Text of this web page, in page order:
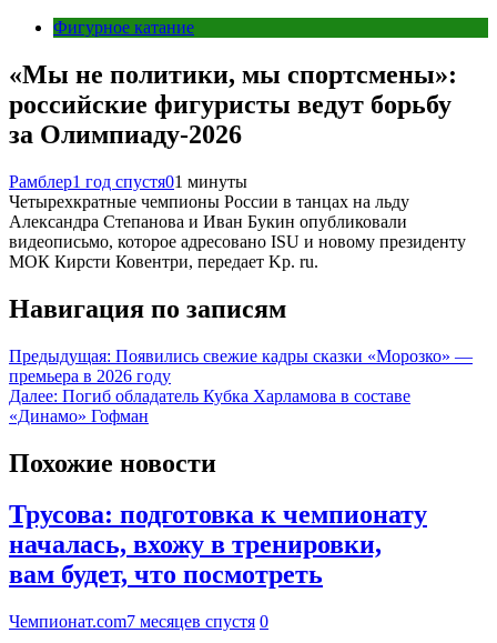
Фигурное катание
«Мы не политики, мы спортсмены»:
российские фигуристы ведут борьбу
за Олимпиаду-2026
Рамблер1 год спустя01 минуты
Четырехкратные чемпионы России в танцах на льду
Александра Степанова и Иван Букин опубликовали
видеописьмо, которое адресовано ISU и новому президенту
МОК Кирсти Ковентри, передает Kp. ru.
Навигация по записям
Предыдущая: Появились свежие кадры сказки «Морозко» —
премьера в 2026 году
Далее: Погиб обладатель Кубка Харламова в составе
«Динамо» Гофман
Похожие новости
Трусова: подготовка к чемпионату
началась, вхожу в тренировки,
вам будет, что посмотреть
Чемпионат.com7 месяцев спустя 0